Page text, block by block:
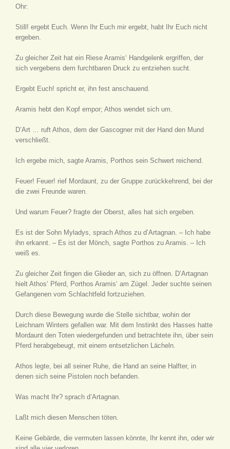
Ohr:
Still! ergebt Euch. Wenn Ihr Euch mir ergebt, habt Ihr Euch nicht
ergeben.
Zu gleicher Zeit hat ein Riese Aramis‘ Handgelenk ergriffen, der
sich vergebens dem furchtbaren Druck zu entziehen sucht.
Ergebt Euch! spricht er, ihn fest anschauend.
Aramis hebt den Kopf empor; Athos wendet sich um.
D’Art … ruft Athos, dem der Gascogner mit der Hand den Mund
verschließt.
Ich ergebe mich, sagte Aramis, Porthos sein Schwert reichend.
Feuer! Feuer! rief Mordaunt, zu der Gruppe zurückkehrend, bei der
die zwei Freunde waren.
Und warum Feuer? fragte der Oberst, alles hat sich ergeben.
Es ist der Sohn Myladys, sprach Athos zu d’Artagnan. – Ich habe
ihn erkannt. – Es ist der Mönch, sagte Porthos zu Aramis. – Ich
weiß es.
Zu gleicher Zeit fingen die Glieder an, sich zu öffnen. D’Artagnan
hielt Athos‘ Pferd, Porthos Aramis‘ am Zügel. Jeder suchte seinen
Gefangenen vom Schlachtfeld fortzuziehen.
Durch diese Bewegung wurde die Stelle sichtbar, wohin der
Leichnam Winters gefallen war. Mit dem Instinkt des Hasses hatte
Mordaunt den Toten wiedergefunden und betrachtete ihn, über sein
Pferd herabgebeugt, mit einem entsetzlichen Lächeln.
Athos legte, bei all seiner Ruhe, die Hand an seine Halfter, in
denen sich seine Pistolen noch befanden.
Was macht Ihr? sprach d’Artagnan.
Laßt mich diesen Menschen töten.
Keine Gebärde, die vermuten lassen könnte, Ihr kennt ihn, oder wir